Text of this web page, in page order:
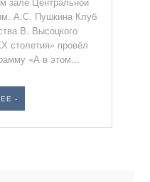
А.С. Пушкина Клуб
В. Высоцкого
столетия» провёл
«А в этом...
-